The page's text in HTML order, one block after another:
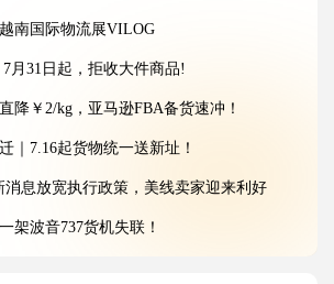
南国际物流展VILOG
月31日起，拒收大件商品!
降￥2/kg，亚马逊FBA备货速冲！
｜7.16起货物统一送新址！
消息放宽执行政策，美线卖家迎来利好
架波音737货机失联！